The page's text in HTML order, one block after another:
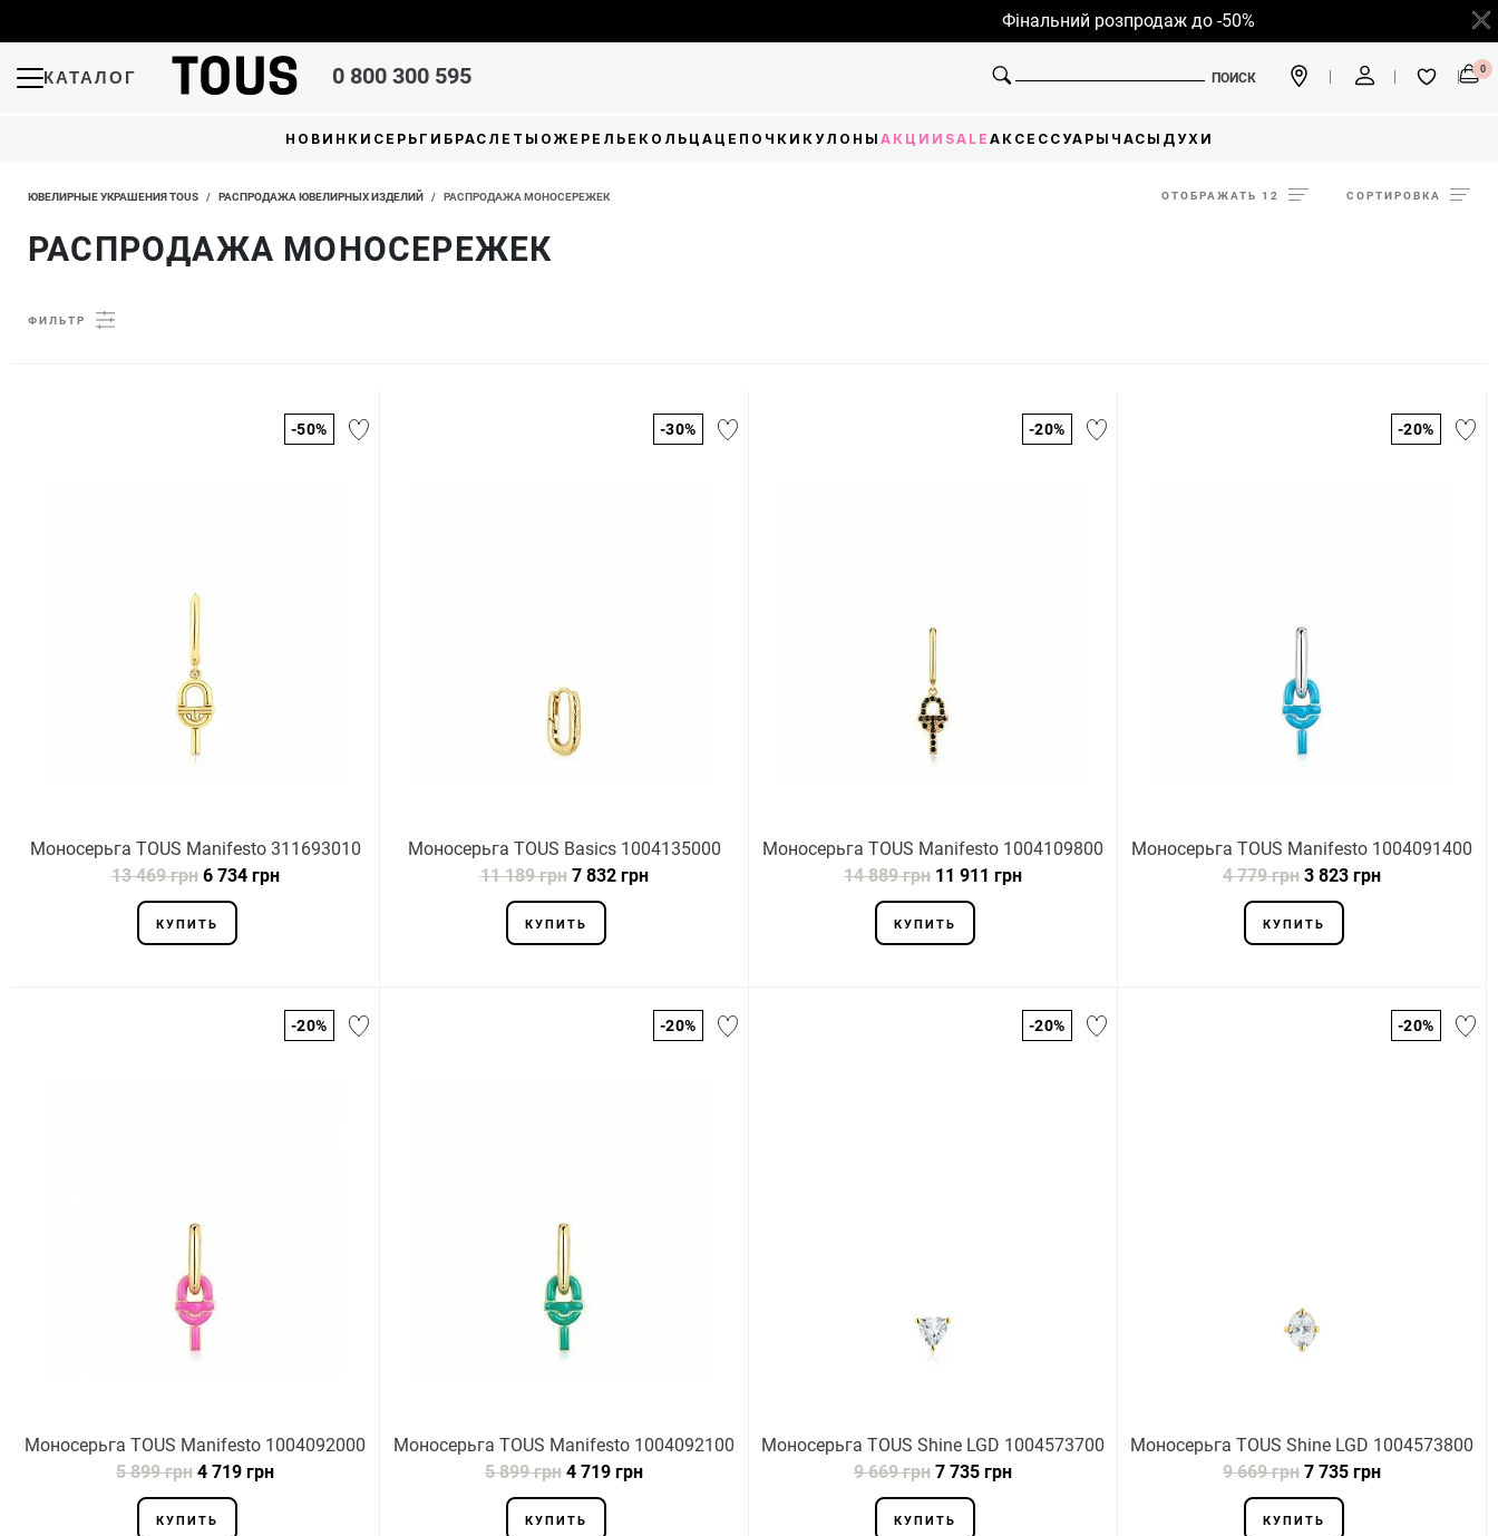
Фінальний розпродаж до -50%
КАТАЛОГ 0 800 300 595 ПОИСК
0
НОВИНКИ СЕРЬГИ БРАСЛЕТЫ ОЖЕРЕЛЬЕ КОЛЬЦА ЦЕПОЧКИ КУЛОНЫ АКЦИИ SALE АКСЕССУАРЫ ЧАСЫ ДУХИ
ЮВЕЛИРНЫЕ УКРАШЕНИЯ TOUS / РАСПРОДАЖА ЮВЕЛИРНЫХ ИЗДЕЛИЙ / РАСПРОДАЖА МОНОСЕРЕЖЕК
РАСПРОДАЖА МОНОСЕРЕЖЕК
ОТОБРАЖАТЬ 12 СОРТИРОВКА
ФИЛЬТР
-50%
Моноcерьга TOUS Manifesto 311693010
13 469 грн6 734 грн
КУПИТЬ
-30%
Моносерьга TOUS Basics 1004135000
11 189 грн7 832 грн
КУПИТЬ
-20%
Моносерьга TOUS Manifesto 1004109800
14 889 грн 11 911 грн
КУПИТЬ
-20%
Моноcерьга TOUS Manifesto 1004091400
4 779 грн 3 823 грн
КУПИТЬ
-20%
Моноcерьга TOUS Manifesto 1004092000
5 899 грн 4 719 грн
КУПИТЬ
-20%
Моноcерьга TOUS Manifesto 1004092100
5 899 грн 4 719 грн
КУПИТЬ
-20%
Моносерьга TOUS Shine LGD 1004573700
9 669 грн 7 735 грн
КУПИТЬ
-20%
Моносерьга TOUS Shine LGD 1004573800
9 669 грн 7 735 грн
КУПИТЬ